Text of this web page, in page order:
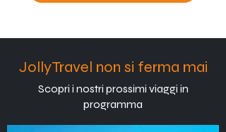
JollyTravel non si ferma mai
Scopri i nostri prossimi viaggi in
programma